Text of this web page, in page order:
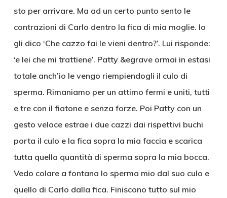
sto per arrivare. Ma ad un certo punto sento le
contrazioni di Carlo dentro la fica di mia moglie. Io
gli dico ‘Che cazzo fai le vieni dentro?’. Lui risponde:
‘e lei che mi trattiene’. Patty &egrave ormai in estasi
totale anch’io le vengo riempiendogli il culo di
sperma. Rimaniamo per un attimo fermi e uniti, tutti
e tre con il fiatone e senza forze. Poi Patty con un
gesto veloce estrae i due cazzi dai rispettivi buchi
porta il culo e la fica sopra la mia faccia e scarica
tutta quella quantità di sperma sopra la mia bocca.
Vedo colare a fontana lo sperma mio dal suo culo e
quello di Carlo dalla fica. Finiscono tutto sul mio